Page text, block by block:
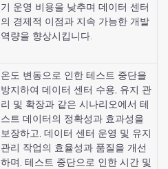
기 운영 비용을 낮추며 데이터 센터
의 경제적 이점과 지속 가능한 개발
역량을 향상시킵니다.
온도 변동으로 인한 테스트 중단을
방지하여 데이터 센터 수용, 유지 관
리 및 확장과 같은 시나리오에서 테
스트 데이터의 정확성과 효과성을
보장하고, 데이터 센터 운영 및 유지
관리 작업의 효율성과 품질을 개선
하며, 테스트 중단으로 인한 시간 및